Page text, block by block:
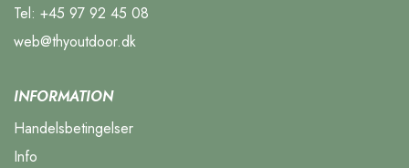
Tel: +45 97 92 45 08
web@thyoutdoor.dk
INFORMATION
Handelsbetingelser
Info